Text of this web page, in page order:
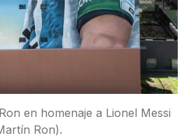
en homenaje a Lionel Messi
Ron).